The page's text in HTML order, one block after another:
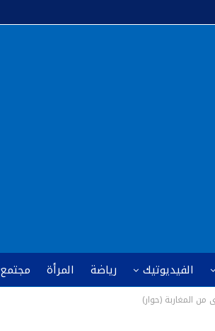
الفيديوتيك رياضة المرأة مجتمع
من المغاربة (حوار)